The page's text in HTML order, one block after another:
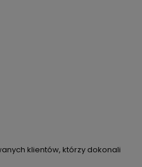
klientów, którzy dokonali